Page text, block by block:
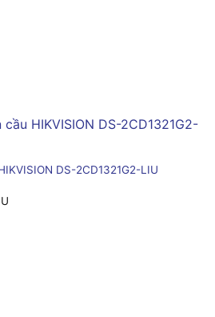
DS-2CD1321G2-LIU